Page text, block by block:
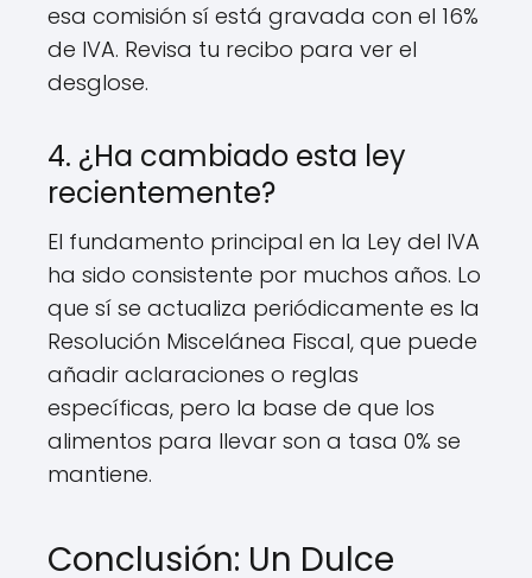
esa comisión sí está gravada con el 16%
de IVA. Revisa tu recibo para ver el
desglose.
4. ¿Ha cambiado esta ley
recientemente?
El fundamento principal en la Ley del IVA
ha sido consistente por muchos años. Lo
que sí se actualiza periódicamente es la
Resolución Miscelánea Fiscal, que puede
añadir aclaraciones o reglas
específicas, pero la base de que los
alimentos para llevar son a tasa 0% se
mantiene.
Conclusión: Un Dulce